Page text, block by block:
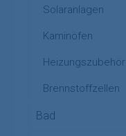
Solaranlagen
Kaminöfen
Heizungszubehör
Brennstoffzellen
Bad